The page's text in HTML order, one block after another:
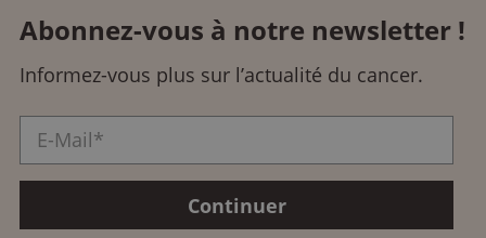
Abonnez-vous à notre newsletter !
Informez-vous plus sur l’actualité du cancer.